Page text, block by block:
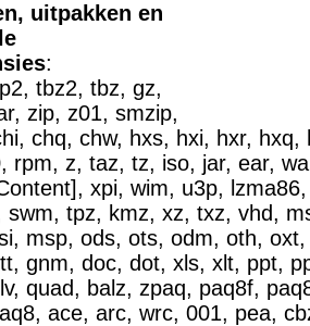
uitpakken en
:
tbz2, tbz, gz,
zip, z01, smzip,
chq, chw, hxs, hxi, hxr, hxq,
rpm, z, taz, tz, iso, jar, ear,
xpi, wim, u3p,
swm, tpz, kmz, xz, txz, vhd,
msp, ods, ots, odm, oth,
gnm, doc, dot, xls, xlt, ppt,
quad, balz, zpaq, paq8f,
ace, arc, wrc, 001, pea,